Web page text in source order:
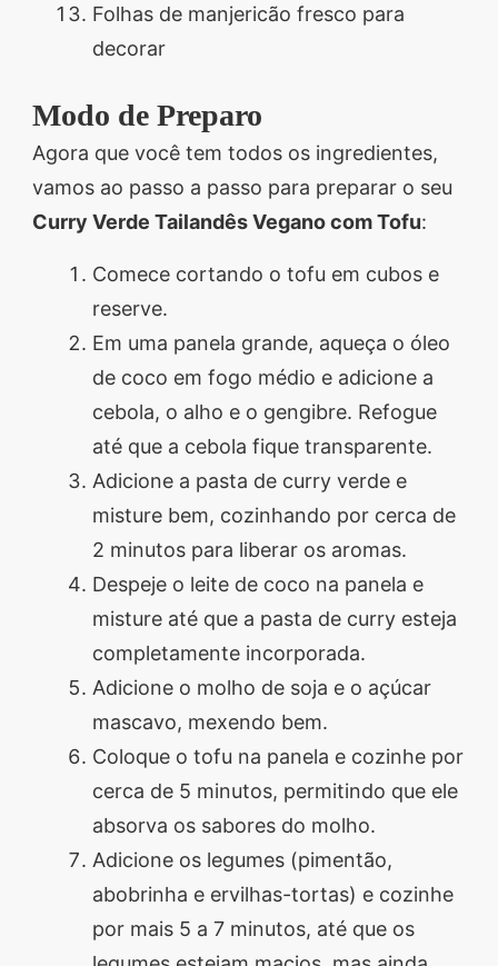
Folhas de manjericão fresco para
decorar
Modo de Preparo
Agora que você tem todos os ingredientes,
vamos ao passo a passo para preparar o seu
Curry Verde Tailandês Vegano com Tofu:
Comece cortando o tofu em cubos e
reserve.
Em uma panela grande, aqueça o óleo
de coco em fogo médio e adicione a
cebola, o alho e o gengibre. Refogue
até que a cebola fique transparente.
Adicione a pasta de curry verde e
misture bem, cozinhando por cerca de
2 minutos para liberar os aromas.
Despeje o leite de coco na panela e
misture até que a pasta de curry esteja
completamente incorporada.
Adicione o molho de soja e o açúcar
mascavo, mexendo bem.
Coloque o tofu na panela e cozinhe por
cerca de 5 minutos, permitindo que ele
absorva os sabores do molho.
Adicione os legumes (pimentão,
abobrinha e ervilhas-tortas) e cozinhe
por mais 5 a 7 minutos, até que os